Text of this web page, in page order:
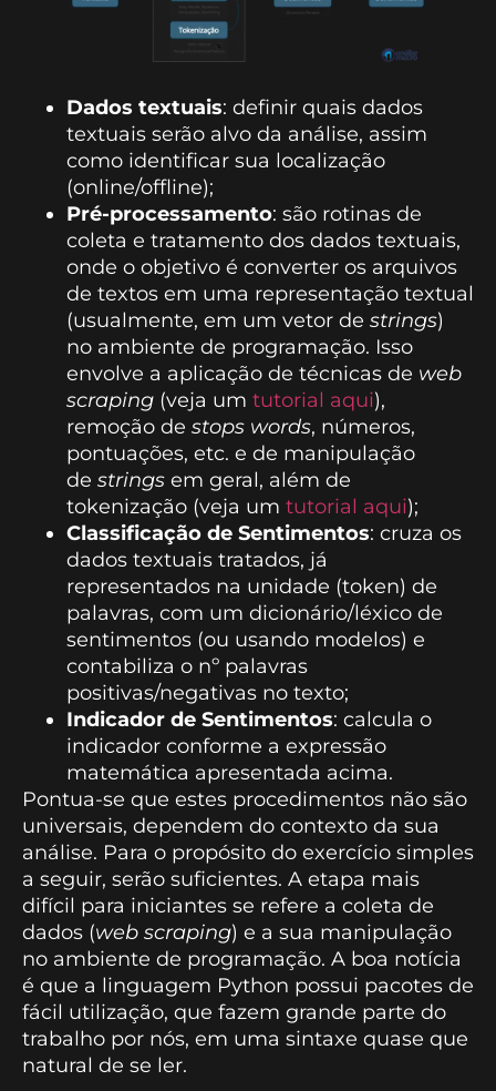
Dados textuais: definir quais dados
textuais serão alvo da análise, assim
como identificar sua localização
(online/offline);
Pré-processamento: são rotinas de
coleta e tratamento dos dados textuais,
onde o objetivo é converter os arquivos
de textos em uma representação textual
(usualmente, em um vetor de strings)
no ambiente de programação. Isso
envolve a aplicação de técnicas de web
scraping (veja um tutorial aqui),
remoção de stops words, números,
pontuações, etc. e de manipulação
de strings em geral, além de
tokenização (veja um tutorial aqui);
Classificação de Sentimentos: cruza os
dados textuais tratados, já
representados na unidade (token) de
palavras, com um dicionário/léxico de
sentimentos (ou usando modelos) e
contabiliza o nº palavras
positivas/negativas no texto;
Indicador de Sentimentos: calcula o
indicador conforme a expressão
matemática apresentada acima.
Pontua-se que estes procedimentos não são
universais, dependem do contexto da sua
análise. Para o propósito do exercício simples
a seguir, serão suficientes. A etapa mais
difícil para iniciantes se refere a coleta de
dados (web scraping) e a sua manipulação
no ambiente de programação. A boa notícia
é que a linguagem Python possui pacotes de
fácil utilização, que fazem grande parte do
trabalho por nós, em uma sintaxe quase que
natural de se ler.